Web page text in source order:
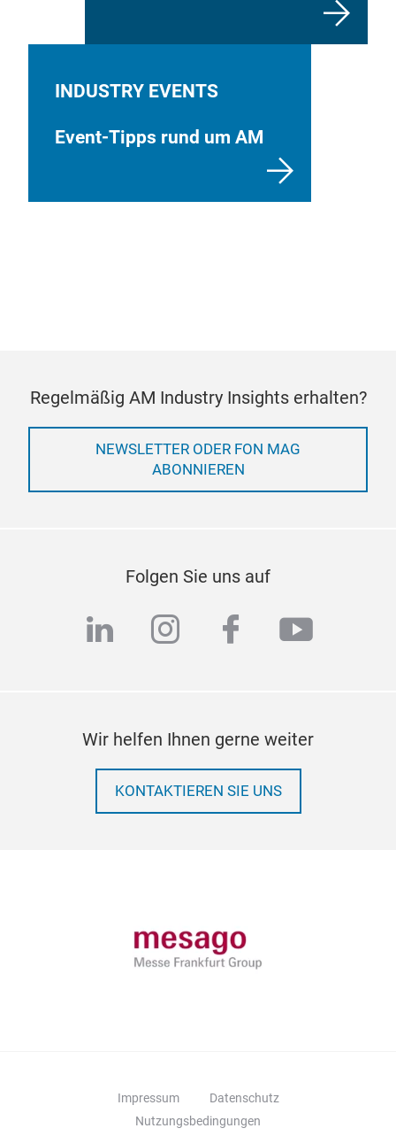
INDUSTRY EVENTS
Event-Tipps rund um AM
Regelmäßig AM Industry Insights erhalten?
NEWSLETTER ODER FON MAG
ABONNIEREN
Folgen Sie uns auf
linkedininstagram
facebook
Wir helfen Ihnen gerne weiter
KONTAKTIEREN SIE UNS
Impressum
Datenschutz
Nutzungsbedingungen